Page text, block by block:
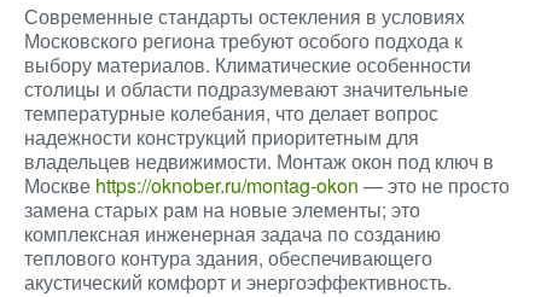
Современные стандарты остекления в условиях
Московского региона требуют особого подхода к
выбору материалов. Климатические особенности
столицы и области подразумевают значительные
температурные колебания, что делает вопрос
надежности конструкций приоритетным для
владельцев недвижимости. Монтаж окон под ключ в
Москве https://oknober.ru/montag-okon — это не просто
замена старых рам на новые элементы; это
комплексная инженерная задача по созданию
теплового контура здания, обеспечивающего
акустический комфорт и энергоэффективность.